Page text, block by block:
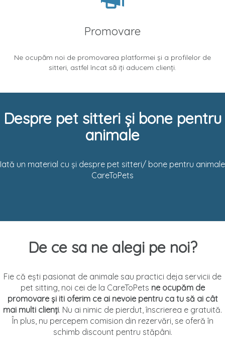
Promovare
Ne ocupăm noi de promovarea platformei și a profilelor de
sitteri, astfel încat să iți aducem clienți.
Despre pet sitteri și bone pentru
animale
Iată un material cu și despre pet sitteri/ bone pentru animale
CareToPets
De ce sa ne alegi pe noi?
Fie că ești pasionat de animale sau practici deja servicii de
pet sitting, noi cei de la CareToPets ne ocupăm de
promovare și iti oferim ce ai nevoie pentru ca tu să ai cât
mai multi clienți. Nu ai nimic de pierdut, înscrierea e gratuită.
În plus, nu percepem comision din rezervări, se oferă în
schimb discount pentru stăpâni.